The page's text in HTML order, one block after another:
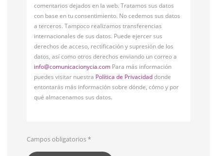
comentarios dejados en la web. Tratamos sus datos
con base en tu consentimiento. No cedemos sus datos
a terceros. Tampoco realizamos transferencias
internacionales de sus datos. Puede ejercer sus
derechos de acceso, rectificación y supresión de los
datos, así como otros derechos enviando un correo a
info@comunicacionycia.com Para más información
puedes visitar nuestra Política de Privacidaddonde
entontarás más información sobre dónde, cómo y por
qué almacenamos sus datos.
Campos obligatorios*